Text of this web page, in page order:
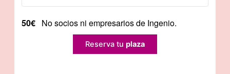
50€ No socios ni empresarios de Ingenio.
Reserva tu plaza